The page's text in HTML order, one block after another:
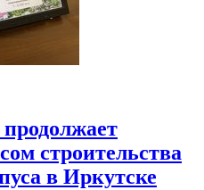
строительства
в Иркутске